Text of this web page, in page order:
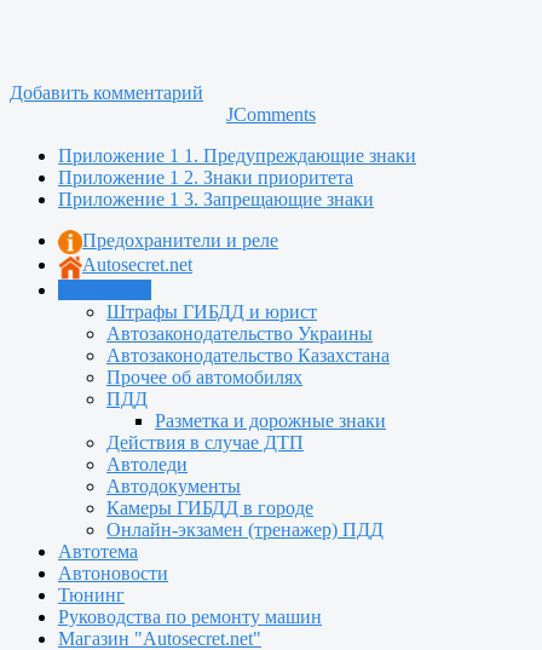
Добавить комментарий
JComments
Приложение 1 1. Предупреждающие знаки
Приложение 1 2. Знаки приоритета
Приложение 1 3. Запрещающие знаки
Предохранители и реле
Autosecret.net
Штрафы ГИБДД и юрист
Автозаконодательство Украины
Автозаконодательство Казахстана
Прочее об автомобилях
ПДД
Разметка и дорожные знаки
Действия в случае ДТП
Автоледи
Автодокументы
Камеры ГИБДД в городе
Онлайн-экзамен (тренажер) ПДД
Автотема
Автоновости
Тюнинг
Руководства по ремонту машин
Магазин "Autosecret.net"